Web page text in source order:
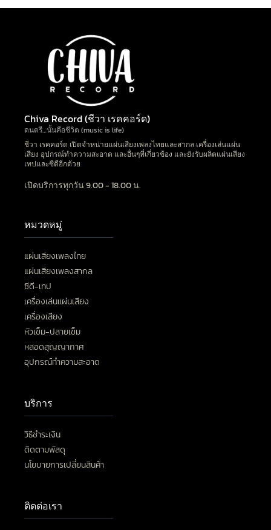
Chiva Record (ชีวา เรคคอร์ด)
ดนตรี…นั้นคือชีวิต (music is life)
ชีวา เรคคอร์ด เปิดจำหน่ายแผ่นเสียงเพลงไทยและสากล เครื่องเล่นแผ่น
เสียง อุปกรณ์ทำความสะอาด และอื่นๆที่เกี่ยวข้อง และยังรับผลิตแผ่นเสียง
เทปและซีดีอีกด้วย
เปิดบริการทุกวัน 9.00 - 18.00 น.
หมวดหมู่
แผ่นเสียงเพลงไทย
แผ่นเสียงเพลงสากล
ซีดี-เทป
เครื่องเล่นแผ่นเสียง
เครื่องเสียง
หัวเข็ม-ปลายเข็ม
หลอดสุญญากาศ
อุปกรณ์ทำความสะอาด
บริการ
วิธีชำระเงิน
ติดตามพัสดุ
นโยบายการเปลี่ยนสินค้า
ติดต่อเรา